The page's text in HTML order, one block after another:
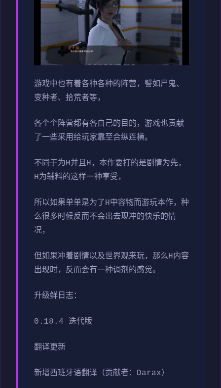
游戏中也有着各种各种的阵营，譬如尸鬼、
变种者、拾荒者等，
各个个阵营都有各自己的目的，游戏也贡献
了一些采用给玩家靠至合纵连横。
不同于为H并且H，本作要打的是剧情为先，
H为辅料的这样一种享受，
所以如果单单是为了H中容物而游玩本作，种
么很多时候反而不会出去现冲的快乐的情
况，
但如果冲着剧情以及世界观来玩，那么H内容
出现时，反而会有一种调剂的感觉。
升级鲜日志：
0.18.4 迭代版
翻译更新
新增西班牙语翻译（贡献者：Darax）